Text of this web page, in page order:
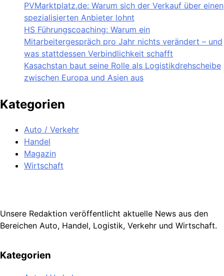
PVMarktplatz.de: Warum sich der Verkauf über einen
spezialisierten Anbieter lohnt
HS Führungscoaching: Warum ein
Mitarbeitergespräch pro Jahr nichts verändert – und
was stattdessen Verbindlichkeit schafft
Kasachstan baut seine Rolle als Logistikdrehscheibe
zwischen Europa und Asien aus
Kategorien
Auto / Verkehr
Handel
Magazin
Wirtschaft
Unsere Redaktion veröffentlicht aktuelle News aus den
Bereichen Auto, Handel, Logistik, Verkehr und Wirtschaft.
Kategorien